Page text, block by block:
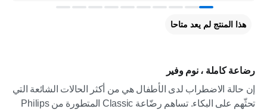
رضاعة كاملة ، نوم وفير
إن حالة الاضطراب لدى الأطفال هي من أكثر الحالات الشائعة التي
تحثّهم على البكاء. تساهم رضّاعة Classic المتطورة من Philips
هذا المنتج لم يعد متاحا